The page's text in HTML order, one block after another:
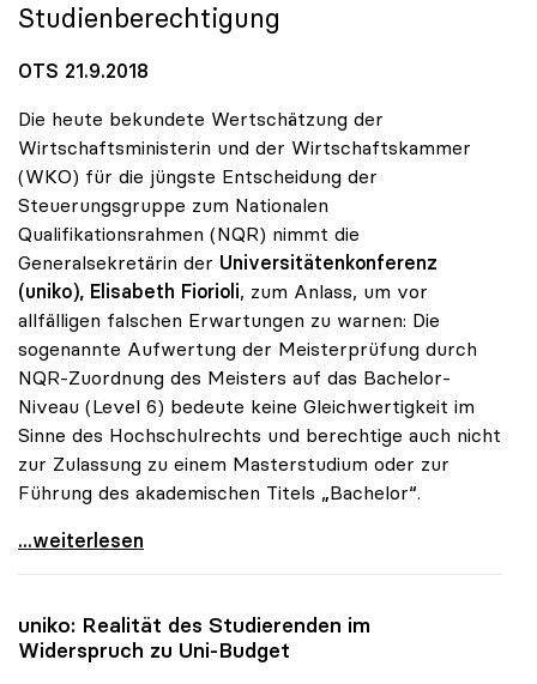
Studienberechtigung
OTS 21.9.2018
Die heute bekundete Wertschätzung der
Wirtschaftsministerin und der Wirtschaftskammer
(WKO) für die jüngste Entscheidung der
Steuerungsgruppe zum Nationalen
Qualifikationsrahmen (NQR) nimmt die
Generalsekretärin der Universitätenkonferenz
(uniko), Elisabeth Fiorioli, zum Anlass, um vor
allfälligen falschen Erwartungen zu warnen: Die
sogenannte Aufwertung der Meisterprüfung durch
NQR-Zuordnung des Meisters auf das Bachelor-
Niveau (Level 6) bedeute keine Gleichwertigkeit im
Sinne des Hochschulrechts und berechtige auch nicht
zur Zulassung zu einem Masterstudium oder zur
Führung des akademischen Titels „Bachelor“.
Meisterprüfung: uniko warnt vor falschen
...weiterlesen
uniko: Realität des Studierenden im
Widerspruch zu Uni-Budget